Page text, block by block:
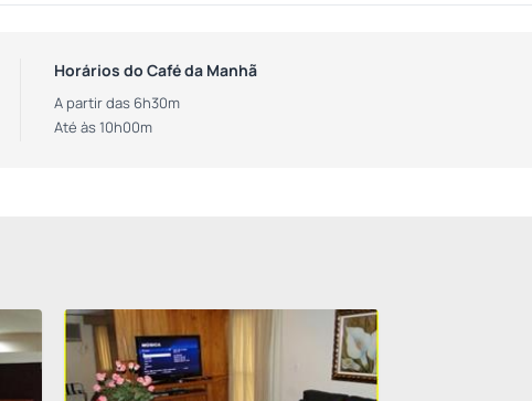
Horários do Café da Manhã
A partir das 6h30m
Até às 10h00m